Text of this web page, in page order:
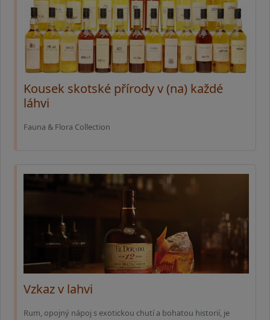
Kousek skotské přírody v (na) každé
láhvi
Fauna & Flora Collection
Vzkaz v lahvi
Rum, opojný nápoj s exotickou chutí a bohatou historií, je